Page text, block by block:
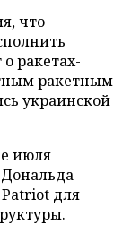
что
ракетах-
ракетным
украинской
июля
для